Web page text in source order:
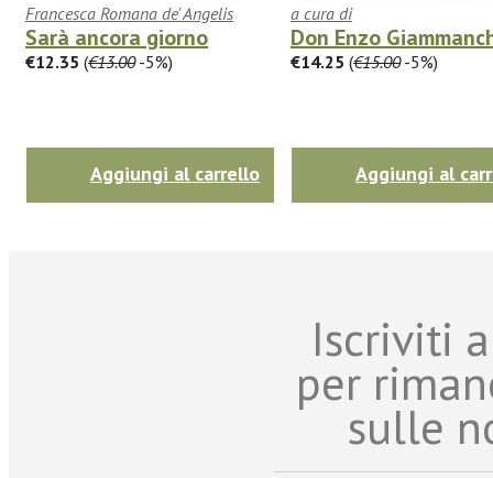
Francesca Romana de' Angelis
Sarà ancora giorno
€12.35 (€13.00-5%)
Aggiungi al carrello
a cura di
Don Enzo
€14.25 (€15.00-5%)
Aggiungi al
Iscriviti
per
sulle